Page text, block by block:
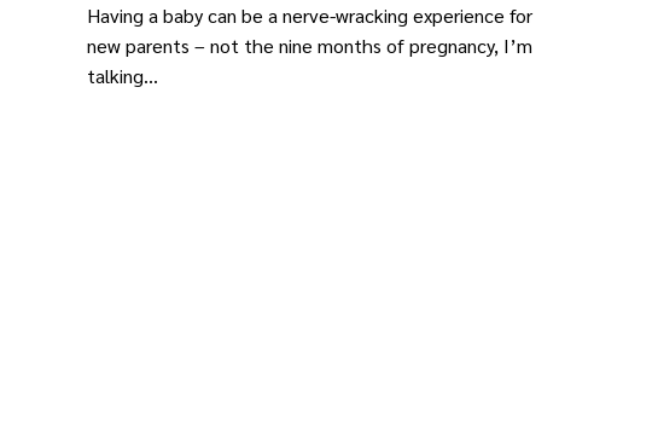
Having a baby can be a nerve-wracking experience for
new parents – not the nine months of pregnancy, I’m
talking…